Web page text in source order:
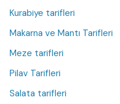
Kurabiye tarifleri
Makarna ve Mantı Tarifleri
Meze tarifleri
Pilav Tarifleri
Salata tarifleri